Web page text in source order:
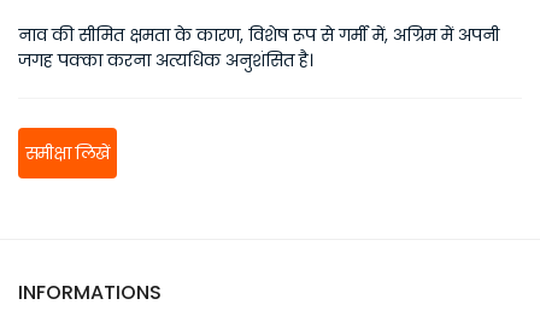
नाव की सीमित क्षमता के कारण, विशेष रूप से गर्मी में, अग्रिम में अपनी
जगह पक्का करना अत्यधिक अनुशंसित है।
समीक्षा लिखें
INFORMATIONS